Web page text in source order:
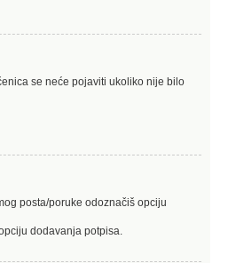
se neće pojaviti ukoliko nije bilo
posta/poruke odoznačiš opciju
dodavanja potpisa.